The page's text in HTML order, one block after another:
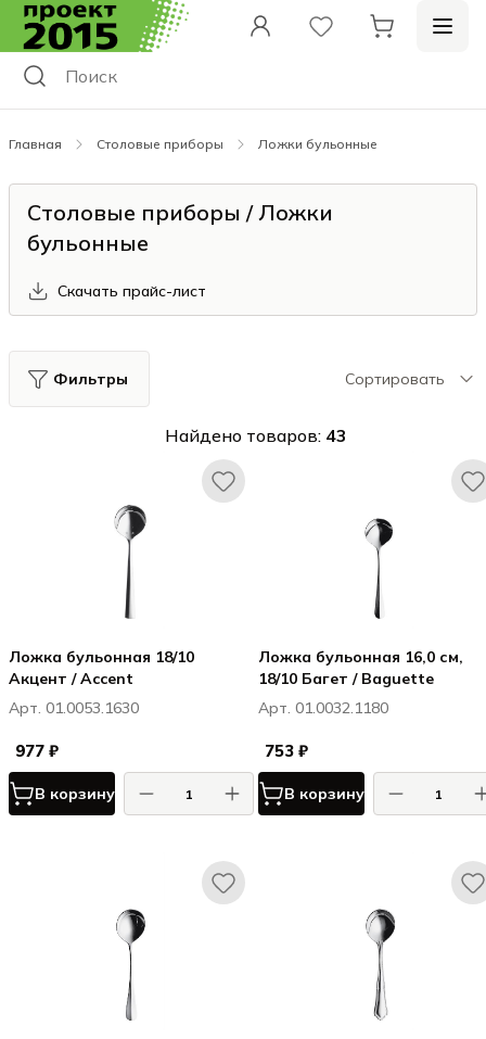
Главная Столовые приборы Ложки бульонные
Столовые приборы / Ложки
бульонные
Скачать прайс-лист
Фильтры Сортировать
Найдено товаров: 43
Ложка бульонная 18/10
Акцент / Accent
Арт. 01.0053.1630
977 ₽
В корзину
Ложка бульонная 16,0 см,
18/10 Багет / Baguette
Арт. 01.0032.1180
753 ₽
В корзину